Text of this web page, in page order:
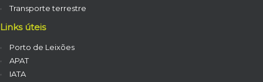
Transporte terrestre
Links úteis
Porto de Leixões
APAT
IATA